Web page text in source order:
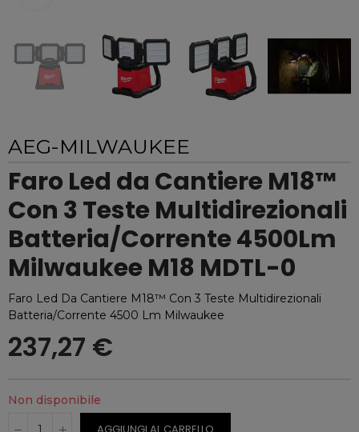
AEG-MILWAUKEE
Faro Led da Cantiere M18™
Con 3 Teste Multidirezionali
Batteria/Corrente 4500Lm
Milwaukee M18 MDTL-0
Faro Led Da Cantiere M18™ Con 3 Teste Multidirezionali
Batteria/Corrente 4500 Lm Milwaukee
237,27 €
Non disponibile